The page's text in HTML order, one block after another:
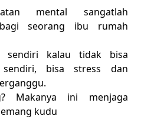
mental sangatlah
bagi seorang ibu rumah
sendiri kalau tidak bisa
sendiri, bisa stress dan
Makanya ini menjaga
kudu